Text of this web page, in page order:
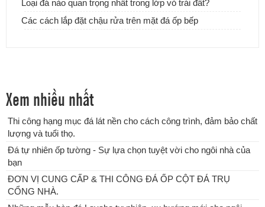
Loại đá nào quan trọng nhất trong lớp vỏ trái đất?
Các cách lắp đặt chậu rửa trên mặt đá ốp bếp
Xem nhiều nhất
Thi công hạng mục đá lát nền cho cách công trình, đảm bảo chất
lượng và tuổi thọ.
Đá tự nhiên ốp tường - Sự lựa chọn tuyệt vời cho ngôi nhà của
bạn
ĐƠN VỊ CUNG CẤP & THI CÔNG ĐÁ ỐP CỘT ĐÁ TRỤ
CỔNG NHÀ.
Lựa chọn Đá ốp nhà tắm mẫu 2018 đẹp và sang trọng